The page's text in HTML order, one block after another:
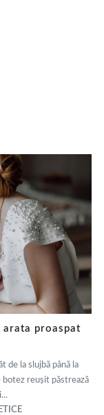
arata proaspat
de la slujbă până la
botez reușit păstrează